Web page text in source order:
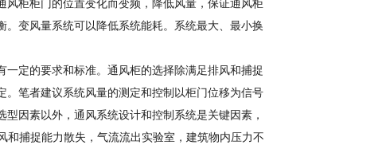
柜柜门的位置变化而变频，降低风量，保证通风柜
变风量系统可以降低系统能耗。系统最大、最小换
定的要求和标准。通风柜的选择除满足排风和捕捉
笔者建议系统风量的测定和控制以柜门位移为信号
因素以外，通风系统设计和控制系统是关键因素，
捕捉能力散失，气流流出实验室，建筑物内压力不